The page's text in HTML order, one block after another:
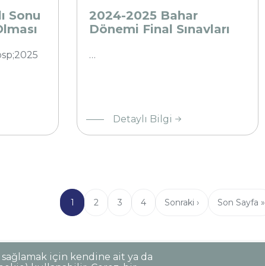
Sonu
Takvimi
2024-2025 Bahar
Dönemi Final Sınavları
…
Detaylı Bilgi
Şu
an
sayfa
1 Page
2 Page
3 Page
4
Sonraki
Sonraki ›
Son
Son Sayfa »
için kendine ait ya da